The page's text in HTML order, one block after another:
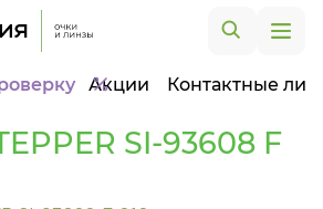
Акции Контактные
SI-93608 F